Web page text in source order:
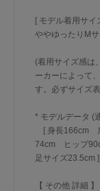
[ モデル着用サイ
ややゆったりMサ
(着用サイズ感は
ーカーによって
す。必ずサイズ
* モデルデータ (
[ 身長166cm
74cm ヒップ
足サイズ23.5cm ]
【 その他 詳細 】